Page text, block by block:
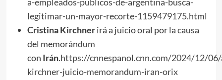
legitimar-un-mayor-recorte-1159479175.html
Cristina Kirchnerirá a juicio oral por la causa
del memorándum
con Irán.https://cnnespanol.cnn.com/2024/12/
kirchner-juicio-memorandum-iran-orix